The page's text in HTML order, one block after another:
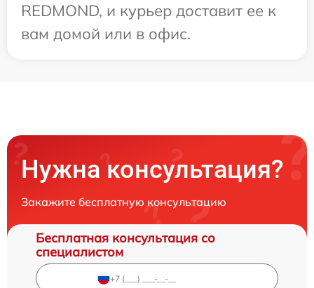
REDMOND, и курьер доставит ее к
вам домой или в офис.
Нужна консультация?
Закажите бесплатную консультацию
Бесплатная консультация со
специалистом